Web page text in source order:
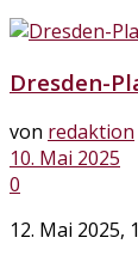
Dresden-
von redaktion
10. Mai 2025
0
12. Mai